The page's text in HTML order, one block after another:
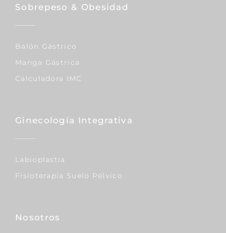
Sobrepeso & Obesidad
Balón Gástrico
Manga Gástrica
Calculadora IMC
Ginecología Integrativa
Labioplastia
Fisioterapia Suelo Pélvico
Nosotros